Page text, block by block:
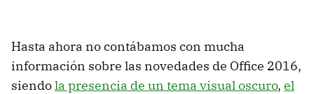
Hasta ahora no contábamos con mucha
información sobre las novedades de Office 2016,
siendola presencia de un tema visual oscuro, el